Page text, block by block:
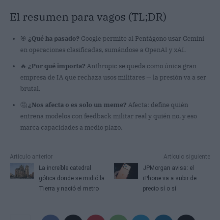
El resumen para vagos (TL;DR)
🎯 ¿Qué ha pasado? Google permite al Pentágono usar Gemini
en operaciones clasificadas, sumándose a OpenAI y xAI.
🔥 ¿Por qué importa? Anthropic se queda como única gran
empresa de IA que rechaza usos militares — la presión va a ser
brutal.
🤔¿Nos afecta o es solo un meme? Afecta: define quién
entrena modelos con feedback militar real y quién no, y eso
marca capacidades a medio plazo.
Artículo anterior
La increíble catedral
gótica donde se midió la
Tierra y nació el metro
Artículo siguiente
JPMorgan avisa: el
iPhone va a subir de
precio sí o sí